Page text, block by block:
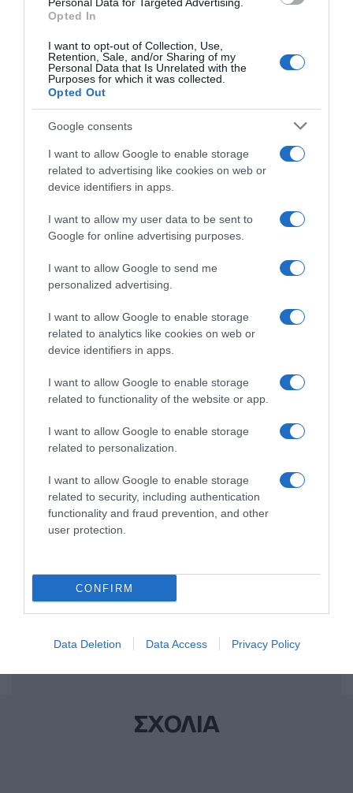
Opted In
I want to opt-out of Collection, Use,
Retention, Sale, and/or Sharing of my
Personal Data that Is Unrelated with the
Purposes for which it was collected.
Opted Out
Google consents
I want to allow Google to enable storage
related to advertising like cookies on web or
device identifiers in apps.
I want to allow my user data to be sent to
Google for online advertising purposes.
I want to allow Google to send me
personalized advertising.
I want to allow Google to enable storage
related to analytics like cookies on web or
device identifiers in apps.
I want to allow Google to enable storage
related to functionality of the website or app.
I want to allow Google to enable storage
related to personalization.
I want to allow Google to enable storage
related to security, including authentication
functionality and fraud prevention, and other
user protection.
CONFIRM
Data Deletion Data Access Privacy Policy
Ειδήσεις σήμερα:
Μητσοτάκης: Υποκλίθηκε στα ονόματα
των θυμάτων των Τεμπών στο Σύνταγμα
(βίντεο)
Ορκίστηκε ο νέος Πρόεδρος της
Δημοκρατίας Κωνσταντίνος Τασούλας –
Όσα έγιναν στην τελετή (βίντεο,
φωτογραφίες)
Προσθήκη ως προτεινόμενη
πηγή στην Google
Ακολούθησε το debater.gr στο
και μάθετε πρώτοι όλες τις ειδήσεις
Share Tweet
ΕΓΚΛΗΜΑΤΙΚΗ ΟΡΓΑΝΩΣΗ
ΔΙΑΦΗΜΙΣΗ
ΣΧΟΛΙΑ